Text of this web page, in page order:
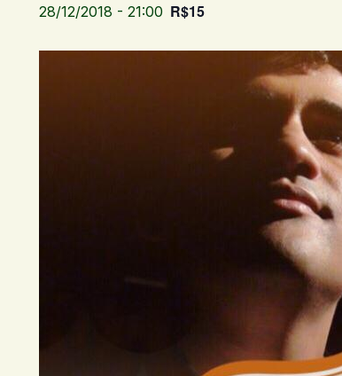
28/12/2018 - 21:00 R$15